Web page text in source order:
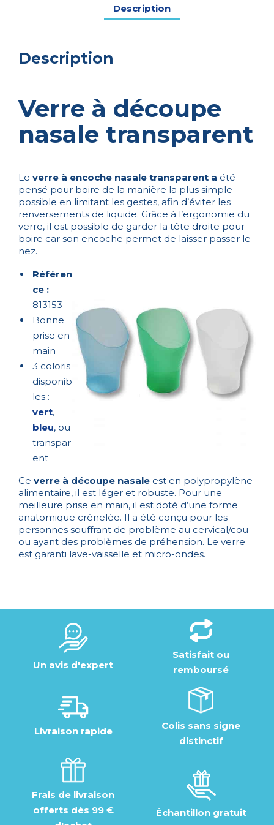
Description
Description
Verre à découpe
nasale transparent
Le verre à encoche nasale transparent a été
pensé pour boire de la manière la plus simple
possible en limitant les gestes, afin d’éviter les
renversements de liquide. Grâce à l’ergonomie du
verre, il est possible de garder la tête droite pour
boire car son encoche permet de laisser passer le
nez.
Référen
ce :
813153
Bonne
prise en
main
3 coloris
disponib
les :
vert,
bleu, ou
transpar
ent
Ce verre à découpe nasale est en polypropylène
alimentaire, il est léger et robuste. Pour une
meilleure prise en main, il est doté d’une forme
anatomique crénelée. Il a été conçu pour les
personnes souffrant de problème au cervical/cou
ou ayant des problèmes de préhension. Le verre
est garanti lave-vaisselle et micro-ondes.
Un avis d'expert
Satisfait ou
remboursé
Livraison rapide
Colis sans signe
distinctif
Frais de livraison
offerts dès 99 €
Échantillon gratuit